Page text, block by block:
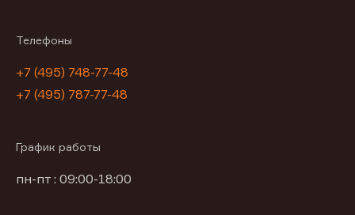
Телефоны
+7 (495) 748-77-48
+7 (495) 787-77-48
График работы
пн-пт : 09:00-18:00